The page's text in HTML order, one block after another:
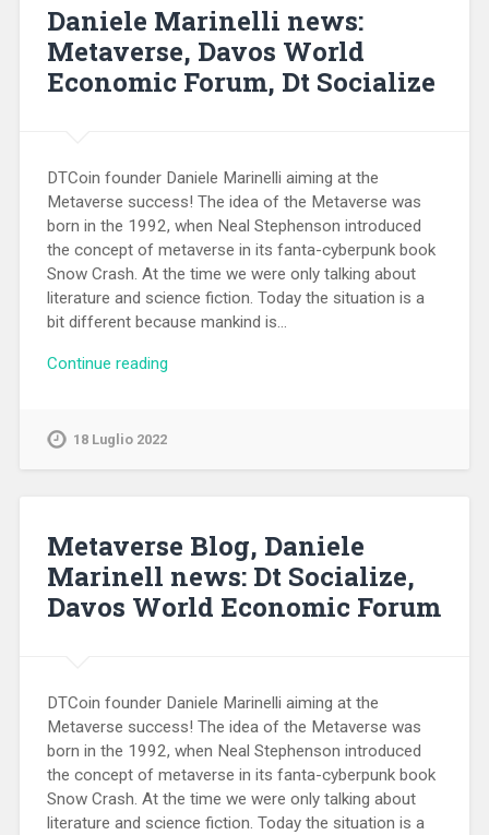
Daniele Marinelli news:
Metaverse, Davos World
Economic Forum, Dt Socialize
DTCoin founder Daniele Marinelli aiming at the
Metaverse success! The idea of the Metaverse was
born in the 1992, when Neal Stephenson introduced
the concept of metaverse in its fanta-cyberpunk book
Snow Crash. At the time we were only talking about
literature and science fiction. Today the situation is a
bit different because mankind is…
Continue reading
18 Luglio 2022
Metaverse Blog, Daniele
Marinell news: Dt Socialize,
Davos World Economic Forum
DTCoin founder Daniele Marinelli aiming at the
Metaverse success! The idea of the Metaverse was
born in the 1992, when Neal Stephenson introduced
the concept of metaverse in its fanta-cyberpunk book
Snow Crash. At the time we were only talking about
literature and science fiction. Today the situation is a